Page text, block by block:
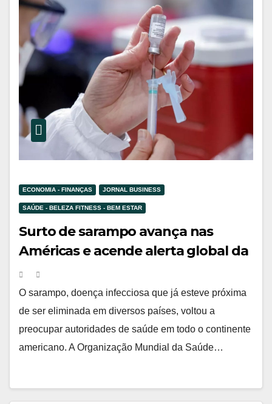
ECONOMIA - FINANÇAS JORNAL BUSINESS
SAÚDE - BELEZA FITNESS - BEM ESTAR
Surto de sarampo avança nas
Américas e acende alerta global da
OMS
O sarampo, doença infecciosa que já esteve próxima
de ser eliminada em diversos países, voltou a
preocupar autoridades de saúde em todo o continente
americano. A Organização Mundial da Saúde…